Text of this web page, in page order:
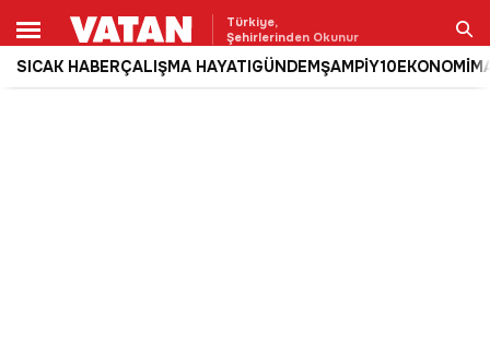
Türkiye,
Şehirlerinden Okunur
SICAK HABERÇALIŞMA HAYATIGÜNDEMŞAMPİY10EKONOMİ
Ara